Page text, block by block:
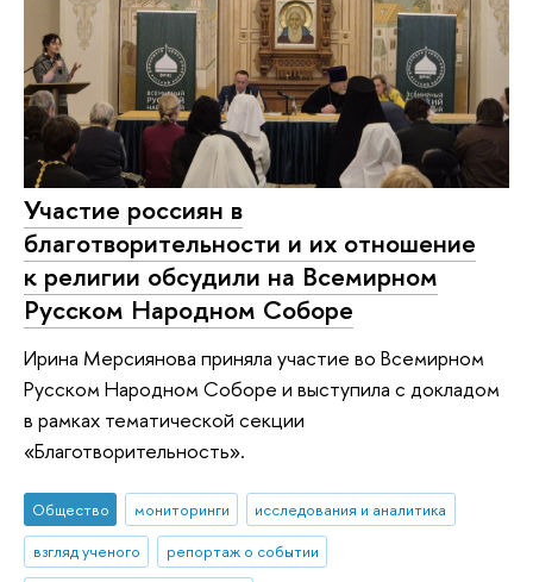
Участие россиян в
благотворительности и их отношение
к религии обсудили на Всемирном
Русском Народном Соборе
Ирина Мерсиянова приняла участие во Всемирном
Русском Народном Соборе и выступила с докладом
в рамках тематической секции
«Благотворительность».
Общество мониторинги
исследования и аналитика
взгляд ученого
репортаж о событии